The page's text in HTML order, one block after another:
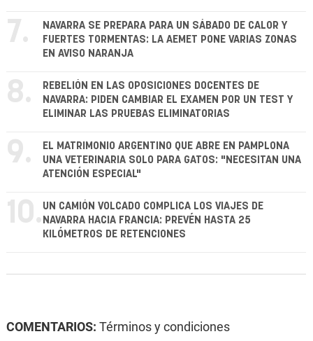
7.
NAVARRA SE PREPARA PARA UN SÁBADO DE CALOR Y
FUERTES TORMENTAS: LA AEMET PONE VARIAS ZONAS
EN AVISO NARANJA
8.
REBELIÓN EN LAS OPOSICIONES DOCENTES DE
NAVARRA: PIDEN CAMBIAR EL EXAMEN POR UN TEST Y
ELIMINAR LAS PRUEBAS ELIMINATORIAS
9.
EL MATRIMONIO ARGENTINO QUE ABRE EN PAMPLONA
UNA VETERINARIA SOLO PARA GATOS: "NECESITAN UNA
ATENCIÓN ESPECIAL"
10. UN CAMIÓN VOLCADO COMPLICA LOS VIAJES DE
NAVARRA HACIA FRANCIA: PREVÉN HASTA 25
KILÓMETROS DE RETENCIONES
COMENTARIOS: Términos y condiciones